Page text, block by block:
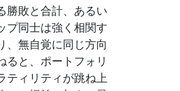
勝敗と合計、あるい
プ同士は強く相関す
、無自覚に同じ方向
ると、ポートフォリ
ティリティが跳ね上